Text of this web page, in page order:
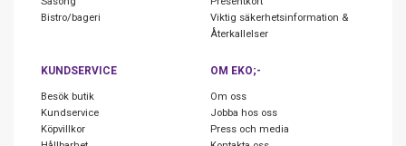
Bistro/bageri
Viktig säkerhetsinformation &
Återkallelser
KUNDSERVICE
Besök butik
Kundservice
Köpvillkor
OM EKO;-
Om oss
Jobba hos oss
Press och media